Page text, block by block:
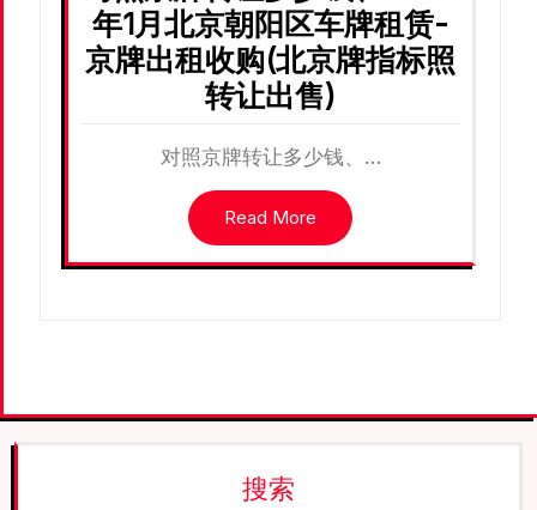
年1月北京朝阳区车牌租赁-
京牌出租收购(北京牌指标照
转让出售)
对照京牌转让多少钱、…
Read More
搜索